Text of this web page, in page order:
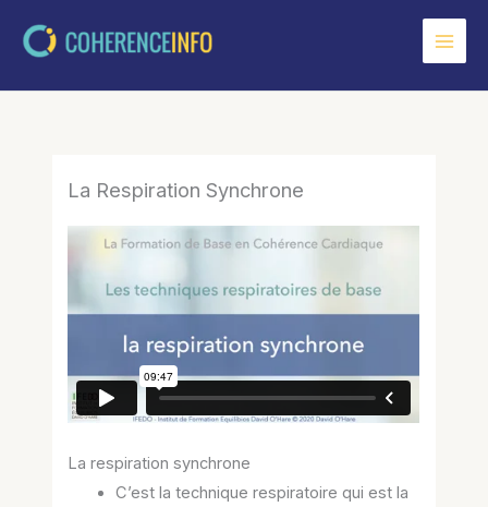
La Respiration Synchrone
La respiration synchrone
C’est la technique respiratoire qui est la